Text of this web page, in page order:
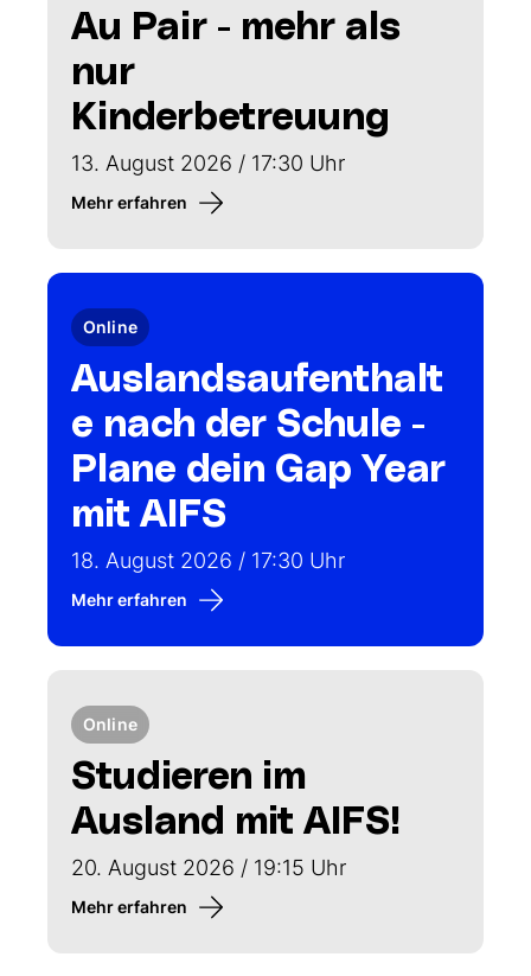
Au Pair - mehr als
nur
Kinderbetreuung
13. August 2026 / 17:30 Uhr
Mehr erfahren
Online
Auslandsaufenthalt
e nach der Schule -
Plane dein Gap Year
mit AIFS
18. August 2026 / 17:30 Uhr
Mehr erfahren
Online
Studieren im
Ausland mit AIFS!
20. August 2026 / 19:15 Uhr
Mehr erfahren